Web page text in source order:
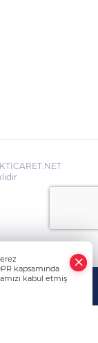
kapsamında
kabul etmiş